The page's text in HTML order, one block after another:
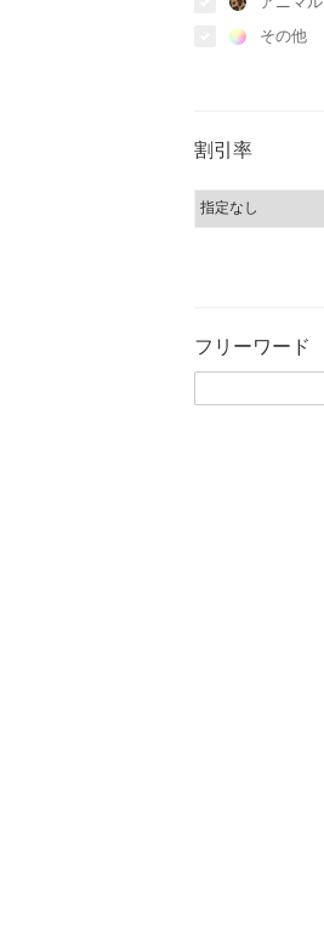
その他
割引率
フリーワード